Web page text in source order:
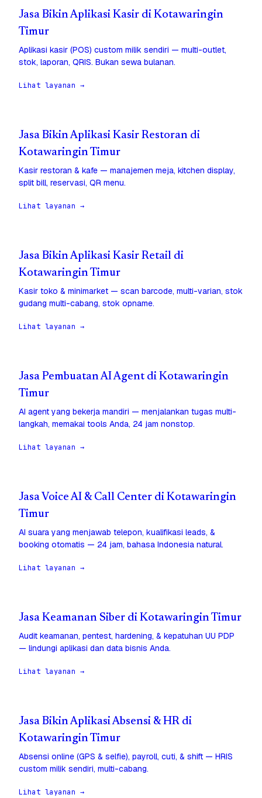
Jasa Bikin Aplikasi Kasir di Kotawaringin
Timur
Aplikasi kasir (POS) custom milik sendiri — multi-outlet,
stok, laporan, QRIS. Bukan sewa bulanan.
Lihat layanan →
Jasa Bikin Aplikasi Kasir Restoran di
Kotawaringin Timur
Kasir restoran & kafe — manajemen meja, kitchen display,
split bill, reservasi, QR menu.
Lihat layanan →
Jasa Bikin Aplikasi Kasir Retail di
Kotawaringin Timur
Kasir toko & minimarket — scan barcode, multi-varian, stok
gudang multi-cabang, stok opname.
Lihat layanan →
Jasa Pembuatan AI Agent di Kotawaringin
Timur
AI agent yang bekerja mandiri — menjalankan tugas multi-
langkah, memakai tools Anda, 24 jam nonstop.
Lihat layanan →
Jasa Voice AI & Call Center di Kotawaringin
Timur
AI suara yang menjawab telepon, kualifikasi leads, &
booking otomatis — 24 jam, bahasa Indonesia natural.
Lihat layanan →
Jasa Keamanan Siber di Kotawaringin Timur
Audit keamanan, pentest, hardening, & kepatuhan UU PDP
— lindungi aplikasi dan data bisnis Anda.
Lihat layanan →
Jasa Bikin Aplikasi Absensi & HR di
Kotawaringin Timur
Absensi online (GPS & selfie), payroll, cuti, & shift — HRIS
custom milik sendiri, multi-cabang.
Lihat layanan →